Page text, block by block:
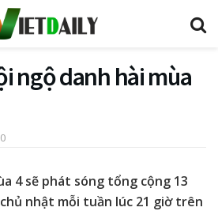
ngộ danh hài mùa
4 sẽ phát sóng tổng cộng 13
nhật mỗi tuần lúc 21 giờ trên